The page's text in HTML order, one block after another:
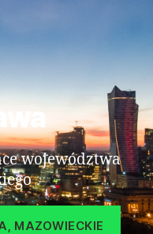
województwa
MAZOWIECKIE